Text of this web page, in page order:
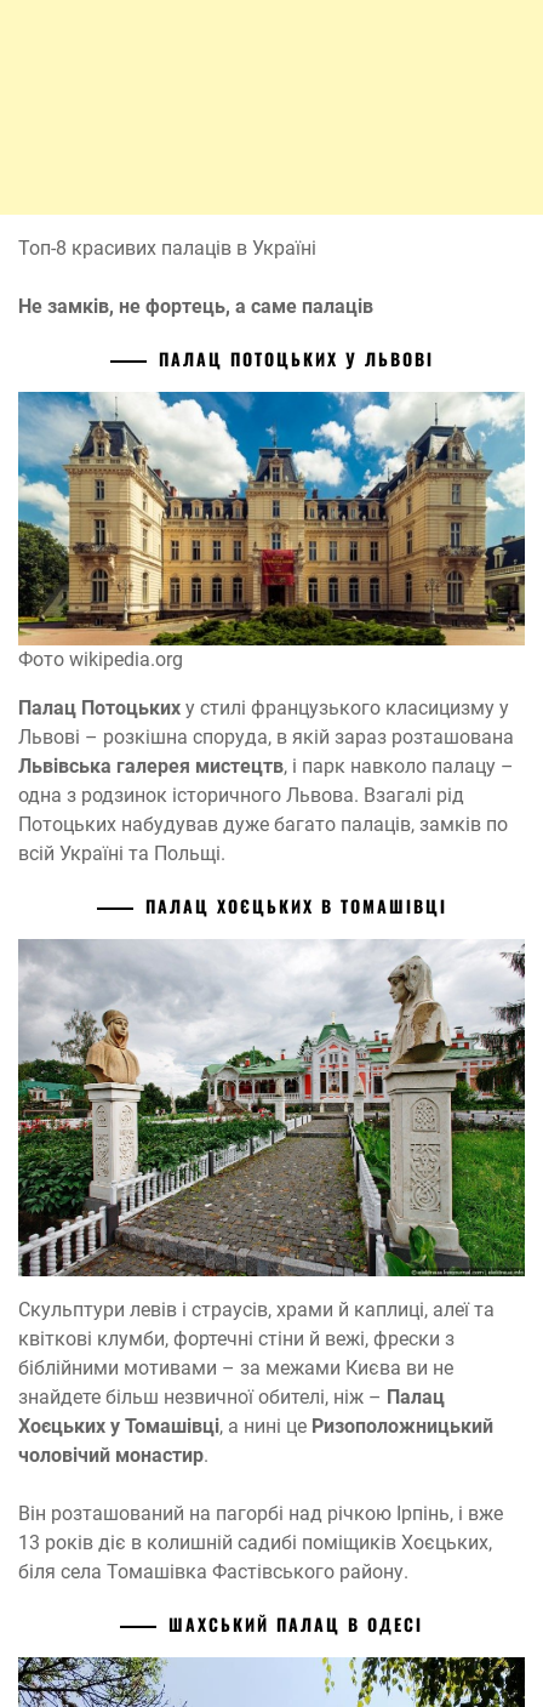
Топ-8 красивих палаців в Україні
Не замків, не фортець, а саме палаців
ПАЛАЦ ПОТОЦЬКИХ У ЛЬВОВІ
Фото wikipedia.org
Палац Потоцьких у стилі французького класицизму у
Львові – розкішна споруда, в якій зараз розташована
Львівська галерея мистецтв, і парк навколо палацу –
одна з родзинок історичного Львова. Взагалі рід
Потоцьких набудував дуже багато палаців, замків по
всій Україні та Польщі.
ПАЛАЦ ХОЄЦЬКИХ В ТОМАШІВЦІ
Скульптури левів і страусів, храми й каплиці, алеї та
квіткові клумби, фортечні стіни й вежі, фрески з
біблійними мотивами – за межами Києва ви не
знайдете більш незвичної обителі, ніж – Палац
Хоєцьких у Томашівці, а нині це Ризоположницький
чоловічий монастир.
Він розташований на пагорбі над річкою Ірпінь, і вже
13 років діє в колишній садибі поміщиків Хоєцьких,
біля села Томашівка Фастівського району.
ШАХСЬКИЙ ПАЛАЦ В ОДЕСІ